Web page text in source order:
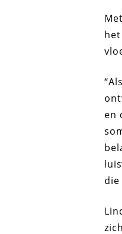
en
die